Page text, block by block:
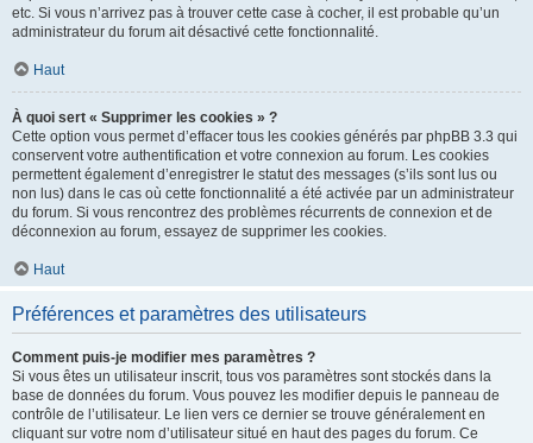
etc. Si vous n’arrivez pas à trouver cette case à cocher, il est probable qu’un
administrateur du forum ait désactivé cette fonctionnalité.
Haut
À quoi sert « Supprimer les cookies » ?
Cette option vous permet d’effacer tous les cookies générés par phpBB 3.3 qui
conservent votre authentification et votre connexion au forum. Les cookies
permettent également d’enregistrer le statut des messages (s’ils sont lus ou
non lus) dans le cas où cette fonctionnalité a été activée par un administrateur
du forum. Si vous rencontrez des problèmes récurrents de connexion et de
déconnexion au forum, essayez de supprimer les cookies.
Haut
Préférences et paramètres des utilisateurs
Comment puis-je modifier mes paramètres ?
Si vous êtes un utilisateur inscrit, tous vos paramètres sont stockés dans la
base de données du forum. Vous pouvez les modifier depuis le panneau de
contrôle de l’utilisateur. Le lien vers ce dernier se trouve généralement en
cliquant sur votre nom d’utilisateur situé en haut des pages du forum. Ce